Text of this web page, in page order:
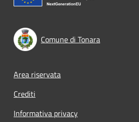
Comune di Tonara
Footer menu
Area riservata
Crediti
Informativa privacy